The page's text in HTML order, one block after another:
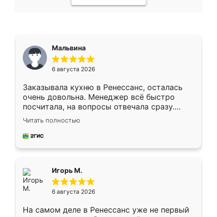
Мальвина
6 августа 2026
Заказывала кухню в Ренессанс, осталась
очень довольна. Менеджер всё быстро
посчитала, на вопросы отвечала сразу.
Замерщик приехал в субботу, подошёл к
делу со всей ответственностью. Собрали
за день, ребята работали аккуратно, даже
Читать полностью
Игорь М.
6 августа 2026
На самом деле в Ренессанс уже не первый